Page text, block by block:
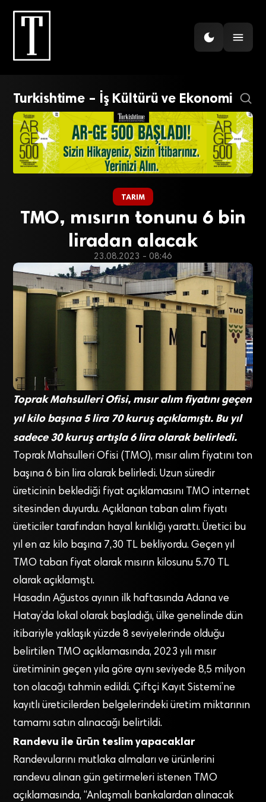
Turkishtime – İş Kültürü ve Ekonomi
TARIM
TMO, mısırın tonunu 6 bin
liradan alacak
23.08.2023 - 08:46
Toprak Mahsulleri Ofisi, mısır alım fiyatını geçen
yıl kilo başına 5 lira 70 kuruş açıklamıştı. Bu yıl
sadece 30 kuruş artışla 6 lira olarak belirledi.
Toprak Mahsulleri Ofisi (TMO), mısır alım fiyatını ton
başına 6 bin lira olarak belirledi. Uzun süredir
üreticinin beklediği fiyat açıklamasını TMO internet
sitesinden duyurdu. Açıklanan taban alım fiyatı
üreticiler tarafından hayal kırıklığı yarattı. Üretici bu
yıl en az kilo başına 7,30 TL bekliyordu. Geçen yıl
TMO taban fiyat olarak mısırın kilosunu 5.70 TL
olarak açıklamıştı.
Hasadın Ağustos ayının ilk haftasında Adana ve
Hatay’da lokal olarak başladığı, ülke genelinde dün
itibariyle yaklaşık yüzde 8 seviyelerinde olduğu
belirtilen TMO açıklamasında, 2023 yılı mısır
üretiminin geçen yıla göre aynı seviyede 8,5 milyon
ton olacağı tahmin edildi. Çiftçi Kayıt Sistemi’ne
kayıtlı üreticilerden belgelerindeki üretim miktarının
tamamı satın alınacağı belirtildi.
Randevu ile ürün teslim yapacaklar
Randevularını mutlaka almaları ve ürünlerini
randevu alınan gün getirmeleri istenen TMO
açıklamasında, “Anlaşmalı bankalardan alınacak